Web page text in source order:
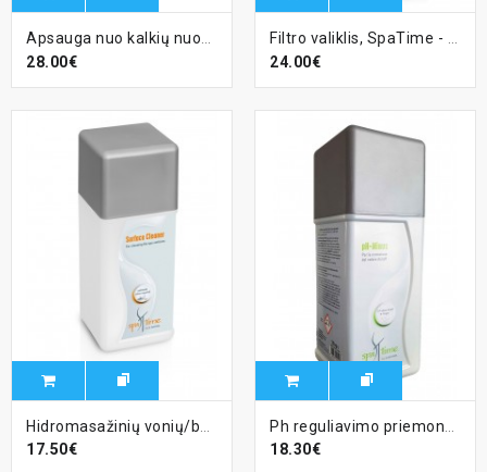
Apsauga nuo kalkių nuosėdų „Kalk ex“, 1l
28.00€
Filtro valiklis, SpaTime - 800g
24.00€
17.50€
18.30€